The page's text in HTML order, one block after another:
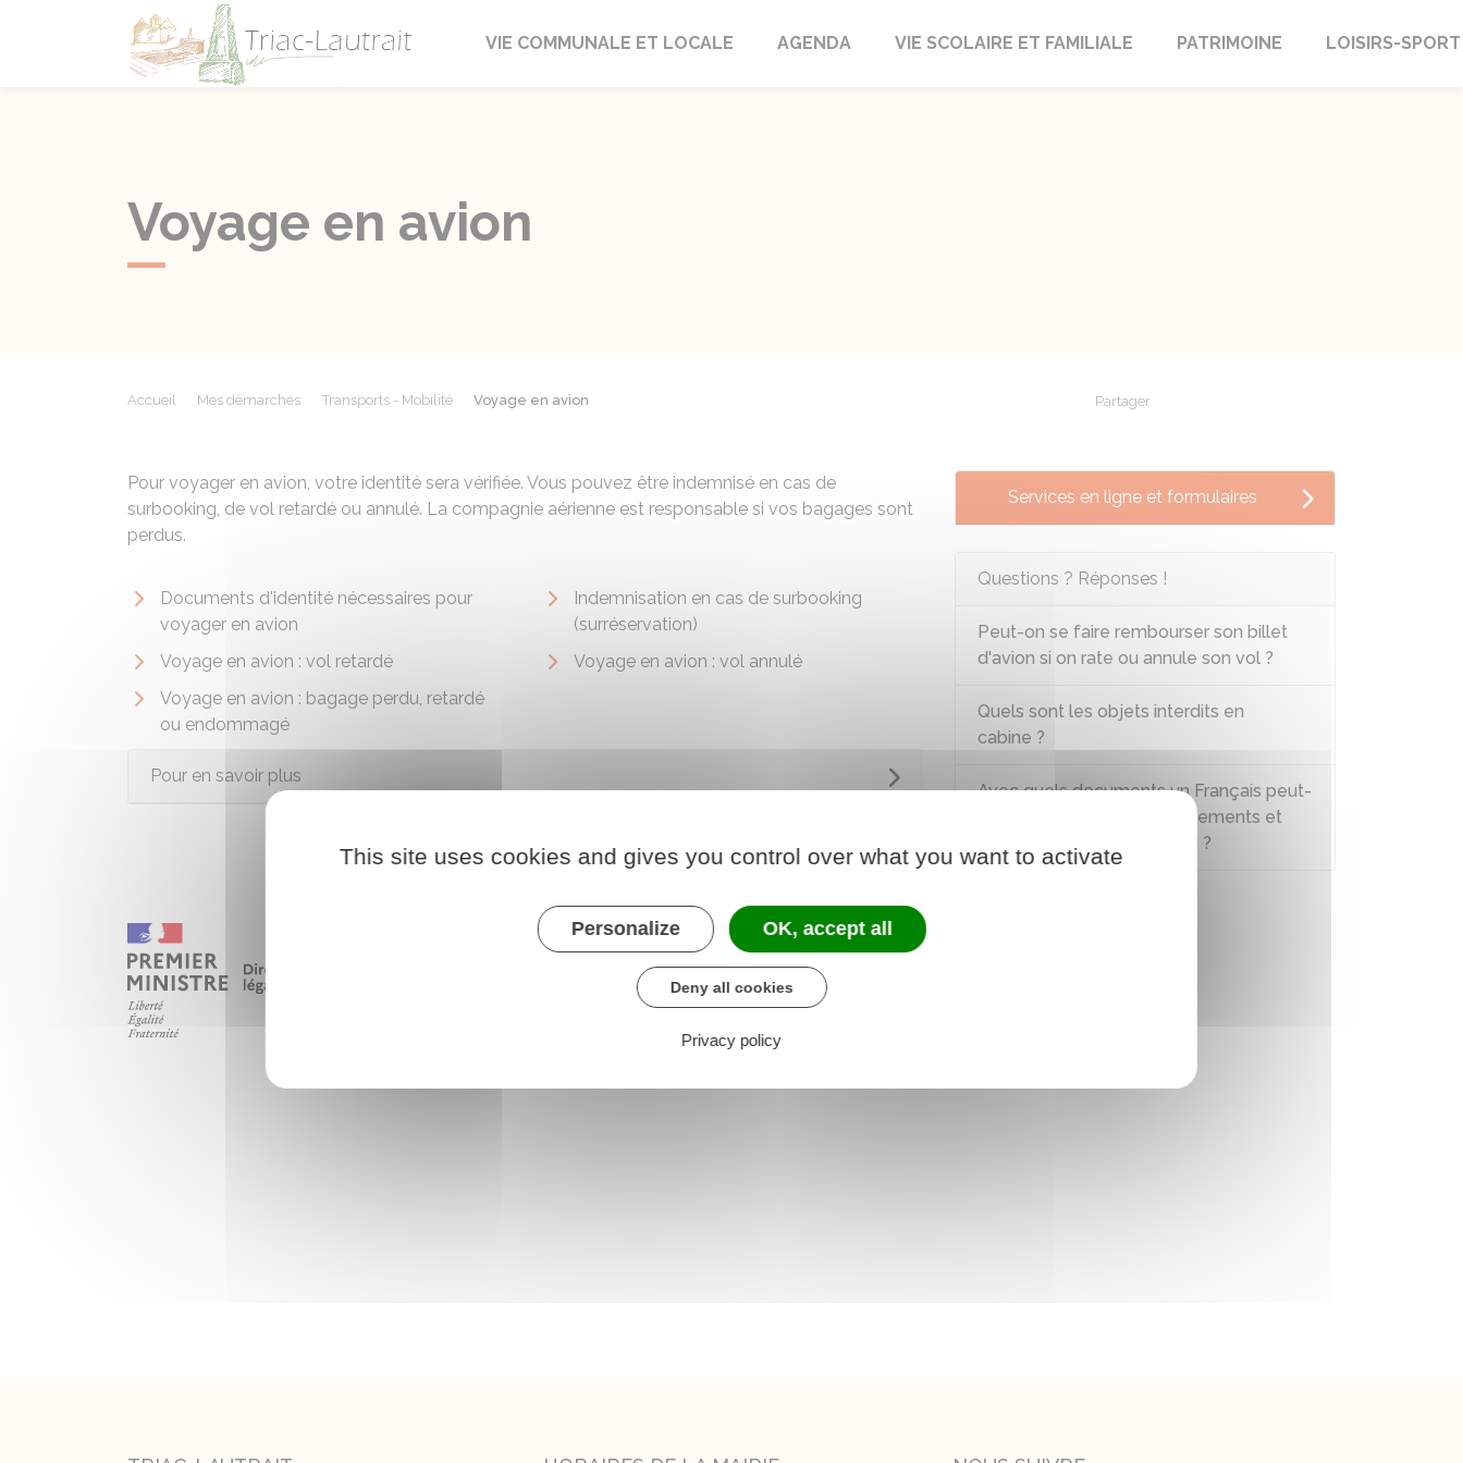
Triac-Lautrait
VIE COMMUNALE ET LOCALE AGENDA VIE SCOLAIRE ET FAMILIALE PATRIMOINE LOISIRS-SPORT
Voyage en avion
Accueil Mes démarches Transports - Mobilité Voyage en avion Partager
Pour voyager en avion, votre identité sera vérifiée. Vous pouvez être indemnisé en cas de
surbooking, de vol retardé ou annulé. La compagnie aérienne est responsable si vos bagages sont
perdus.
Documents d'identité nécessaires pour
voyager en avion
Indemnisation en cas de surbooking
(surréservation)
Voyage en avion : vol retardé
Voyage en avion : vol annulé
Voyage en avion : bagage perdu, retardé
ou endommagé
Pour en savoir plus
Services en ligne et formulaires
Questions ? Réponses !
Peut-on se faire rembourser son billet
d'avion si on rate ou annule son vol ?
Quels sont les objets interdits en
cabine ?
Avec quels documents un Français peut-
il se rendre dans les départements et
régions d’outre-mer (Drom) ?
This site uses cookies and gives you control over what you want to activate
Personalize OK, accept all
Deny all cookies
Privacy policy